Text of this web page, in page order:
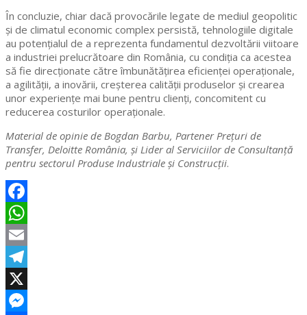
În concluzie, chiar dacă provocările legate de mediul geopolitic
și de climatul economic complex persistă, tehnologiile digitale
au potențialul de a reprezenta fundamentul dezvoltării viitoare
a industriei prelucrătoare din România, cu condiția ca acestea
să fie direcționate către îmbunătățirea eficienței operaționale,
a agilității, a inovării, creșterea calității produselor și crearea
unor experiențe mai bune pentru clienți, concomitent cu
reducerea costurilor operaționale.
Material de opinie de Bogdan Barbu, Partener Prețuri de
Transfer, Deloitte România, și Lider al Serviciilor de Consultanță
pentru sectorul Produse Industriale și Construcții.
Facebook
WhatsApp
Email
Telegram
X